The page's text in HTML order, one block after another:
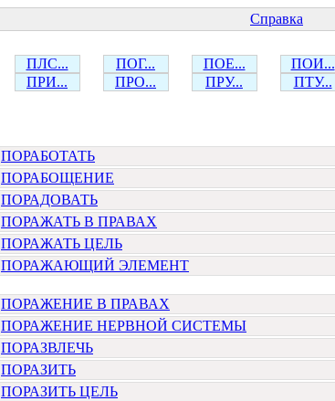
Справка
ПЛС... ПОГ... ПОЕ... ПОИ...
ПРИ... ПРО... ПРУ... ПТУ...
ПОРАБОТАТЬ
ПОРАБОЩЕНИЕ
ПОРАДОВАТЬ
ПОРАЖАТЬ В ПРАВАХ
ПОРАЖАТЬ ЦЕЛЬ
ПОРАЖАЮЩИЙ ЭЛЕМЕНТ
ПОРАЖЕНИЕ В ПРАВАХ
ПОРАЖЕНИЕ НЕРВНОЙ СИСТЕМЫ
ПОРАЗВЛЕЧЬ
ПОРАЗИТЬ
ПОРАЗИТЬ ЦЕЛЬ